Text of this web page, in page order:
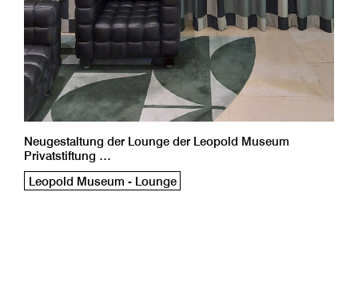
Neugestaltung der Lounge der Leopold Museum
Privatstiftung …
Leopold Museum - Lounge